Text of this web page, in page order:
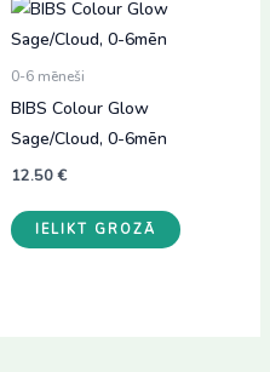
0-6 mēneši
BIBS Colour Glow
Sage/Cloud, 0-6mēn
12.50€
IELIKT GROZĀ